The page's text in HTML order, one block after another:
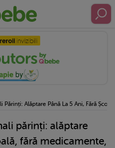
Alăptare Până La 5 Ani, Fără
părinți: alăptare
fără medicamente,